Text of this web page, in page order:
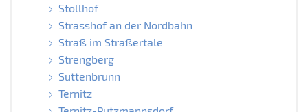
Stollhof
Strasshof an der Nordbahn
Straß im Straßertale
Strengberg
Suttenbrunn
Ternitz